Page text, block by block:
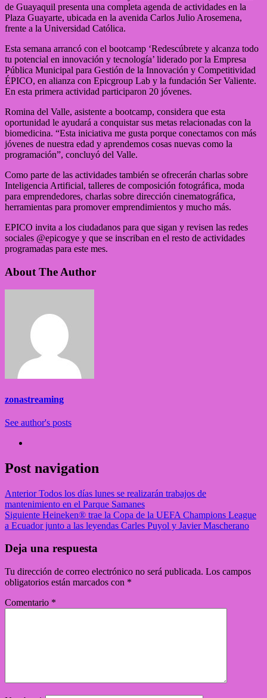
de Guayaquil presenta una completa agenda de actividades en la
Plaza Guayarte, ubicada en la avenida Carlos Julio Arosemena,
frente a la Universidad Católica.
Esta semana arrancó con el bootcamp ‘Redescúbrete y alcanza todo
tu potencial en innovación y tecnología’ liderado por la Empresa
Pública Municipal para Gestión de la Innovación y Competitividad
ÉPICO, en alianza con Epicgroup Lab y la fundación Ser Valiente.
En esta primera actividad participaron 20 jóvenes.
Romina del Valle, asistente a bootcamp, considera que esta
oportunidad le ayudará a conquistar sus metas relacionadas con la
biomedicina. “Esta iniciativa me gusta porque conectamos con más
jóvenes de nuestra edad y aprendemos cosas nuevas como la
programación”, concluyó del Valle.
Como parte de las actividades también se ofrecerán charlas sobre
Inteligencia Artificial, talleres de composición fotográfica, moda
para emprendedores, charlas sobre dirección cinematográfica,
herramientas para promover emprendimientos y mucho más.
EPICO invita a los ciudadanos para que sigan y revisen las redes
sociales @epicogye y que se inscriban en el resto de actividades
programadas para este mes.
About The Author
zonastreaming
See author's posts
Post navigation
AnteriorTodos los días lunes se realizarán trabajos de
mantenimiento en el Parque Samanes
Siguiente Heineken® trae la Copa de la UEFA Champions League
a Ecuador junto a las leyendas Carles Puyol y Javier Mascherano
Deja una respuesta
Tu dirección de correo electrónico no será publicada. Los campos
obligatorios están marcados con *
Comentario *